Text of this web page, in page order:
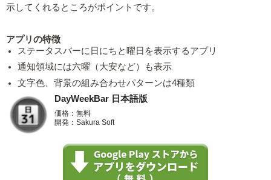
示してくれるところがポイントです。
アプリの特徴
ステータスバーに日にちと曜日を表示するアプリ
通知領域には六曜（大安など）も表示
文字色、背景の組み合わせパターンは4種類
DayWeekBar 日本語版
価格：無料
開発：Sakura Soft